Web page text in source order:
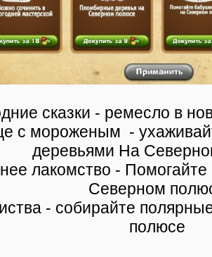
сказки - ремесло в
с мороженым -
деревьями На
лакомство -
Северном
- собирайте
полюсе